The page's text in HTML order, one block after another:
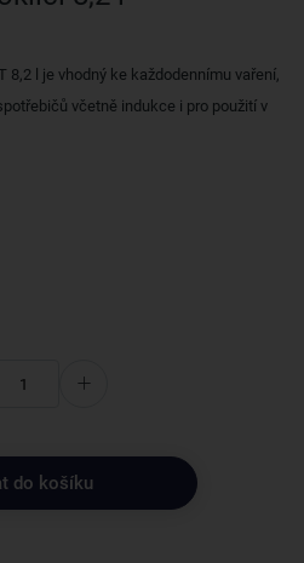
8,2 l je vhodný ke každodennímu vaření,
včetně indukce i pro použití v
do košíku